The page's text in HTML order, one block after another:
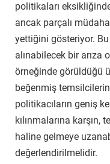
politikaları
ancak parçalı
yettiğini gösteriyor.
alınabilecek bir arıza
örneğinde görüldüğü
beğenmiş
politikacıların geniş
kılınmalarına
haline gelmeye
değerlendirilmelidir.